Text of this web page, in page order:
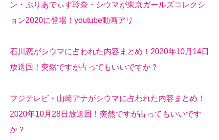
ン・ぷりあでぃす玲奈・シウマが東京ガールズコレクシ
ョン2020に登場！youtube動画アリ
石川恋がシウマに占われた内容まとめ！2020年10月14日
放送回！突然ですが占ってもいいですか？
フジテレビ・山崎アナがシウマに占われた内容まとめ！
2020年10月28日放送回！突然ですが占ってもいいです
か？